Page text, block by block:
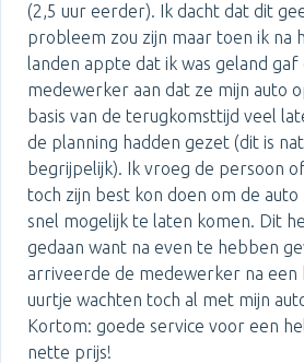
(2,5 uur eerder). Ik dacht dat dit
probleem zou zijn maar toen ik na
landen appte dat ik was geland gaf
medewerker aan dat ze mijn auto
basis van de terugkomsttijd veel
de planning hadden gezet (dit is
begrijpelijk). Ik vroeg de persoon
toch zijn best kon doen om de auto
snel mogelijk te laten komen. Dit
gedaan want na even te hebben
arriveerde de medewerker na een
uurtje wachten toch al met mijn
Kortom: goede service voor een
nette prijs!